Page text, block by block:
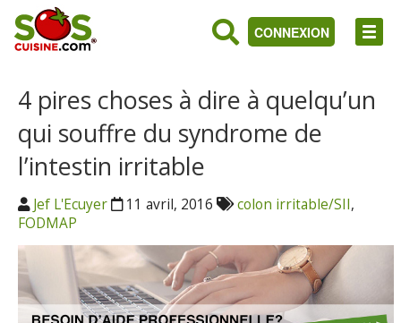
CONNEXION
4 pires choses à dire à quelqu’un
qui souffre du syndrome de
l’intestin irritable
Jef L'Ecuyer 11 avril, 2016 colon irritable/SII,
FODMAP